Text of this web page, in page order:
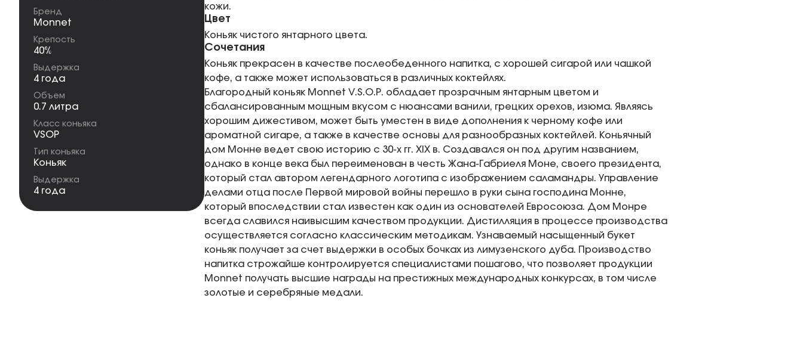
Бренд
Monnet
Крепость
40%
Выдержка
4 года
Объем
0.7 литра
Класс коньяка
VSOP
Тип коньяка
Коньяк
Выдержка
4 года
кожи.
Цвет
Коньяк чистого янтарного цвета.
Сочетания
Коньяк прекрасен в качестве послеобеденного напитка, с хорошей сигарой или чашкой
кофе, а также может использоваться в различных коктейлях.
Благородный коньяк Monnet V.S.O.P. обладает прозрачным янтарным цветом и
сбалансированным мощным вкусом с нюансами ванили, грецких орехов, изюма. Являясь
хорошим дижестивом, может быть уместен в виде дополнения к черному кофе или
ароматной сигаре, а также в качестве основы для разнообразных коктейлей. Коньячный
дом Монне ведет свою историю с 30-х гг. XIX в. Создавался он под другим названием,
однако в конце века был переименован в честь Жана-Габриеля Моне, своего президента,
который стал автором легендарного логотипа с изображением саламандры. Управление
делами отца после Первой мировой войны перешло в руки сына господина Монне,
который впоследствии стал известен как один из основателей Евросоюза. Дом Монре
всегда славился наивысшим качеством продукции. Дистилляция в процессе производства
осуществляется согласно классическим методикам. Узнаваемый насыщенный букет
коньяк получает за счет выдержки в особых бочках из лимузенского дуба. Производство
напитка строжайше контролируется специалистами пошагово, что позволяет продукции
Monnet получать высшие награды на престижных международных конкурсах, в том числе
золотые и серебряные медали.